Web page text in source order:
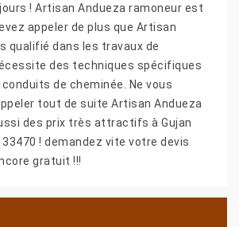
! Artisan Andueza ramoneur est
appeler de plus que Artisan
qualifié dans les travaux de
des techniques spécifiques
de cheminée. Ne vous
tout de suite Artisan Andueza
des prix très attractifs à Gujan
! demandez vite votre devis
gratuit !!!